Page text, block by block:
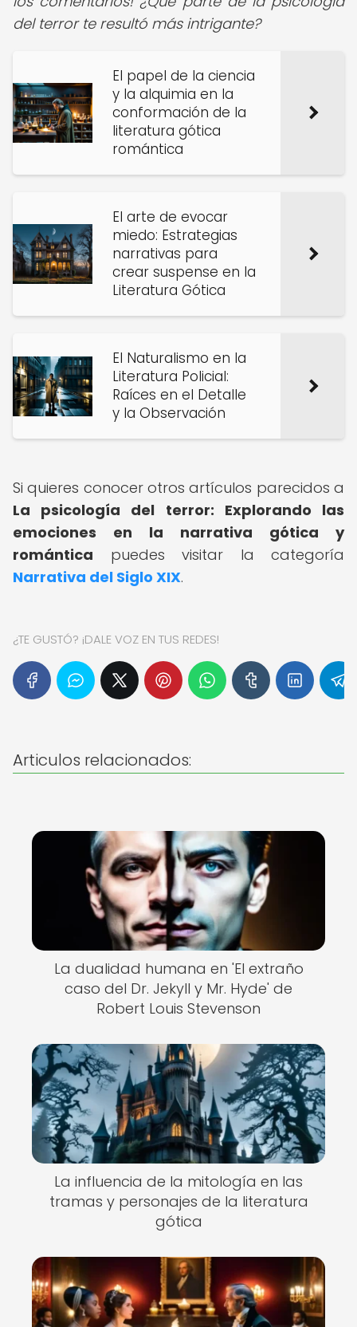
del terror te resultó más intrigante?
El papel de la ciencia
y la alquimia en la
conformación de la
literatura gótica
romántica
El arte de evocar
miedo: Estrategias
narrativas para
crear suspense en la
Literatura Gótica
El Naturalismo en la
Literatura Policial:
Raíces en el Detalle
y la Observación
Si quieres conocer otros artículos parecidos a
La psicología del terror: Explorando las
emociones en la narrativa gótica y
romántica puedes visitar la categoría
Narrativa del Siglo XIX.
¿TE GUSTÓ? ¡DALE VOZ EN TUS REDES!
Articulos relacionados:
La dualidad humana en 'El extraño
caso del Dr. Jekyll y Mr. Hyde' de
Robert Louis Stevenson
La influencia de la mitología en las
tramas y personajes de la literatura
gótica